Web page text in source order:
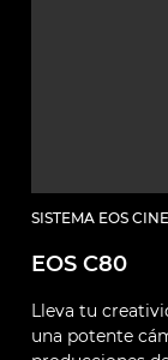
SISTEMA EOS
EOS C80
Lleva tu
una potente